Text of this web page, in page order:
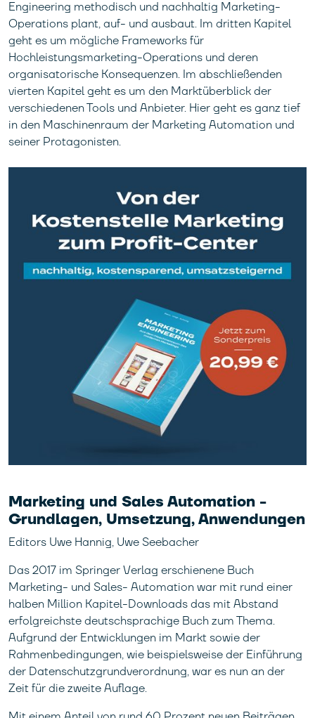
Engineering methodisch und nachhaltig Marketing-
Operations plant, auf- und ausbaut. Im dritten Kapitel
geht es um mögliche Frameworks für
Hochleistungsmarketing-Operations und deren
organisatorische Konsequenzen. Im abschließenden
vierten Kapitel geht es um den Marktüberblick der
verschiedenen Tools und Anbieter. Hier geht es ganz tief
in den Maschinenraum der Marketing Automation und
seiner Protagonisten.
Marketing und Sales Automation -
Grundlagen, Umsetzung, Anwendungen
Editors Uwe Hannig, Uwe Seebacher
Das 2017 im Springer Verlag erschienene Buch
Marketing- und Sales- Automation war mit rund einer
halben Million Kapitel-Downloads das mit Abstand
erfolgreichste deutschsprachige Buch zum Thema.
Aufgrund der Entwicklungen im Markt sowie der
Rahmenbedingungen, wie beispielsweise der Einführung
der Datenschutzgrundverordnung, war es nun an der
Zeit für die zweite Auflage.